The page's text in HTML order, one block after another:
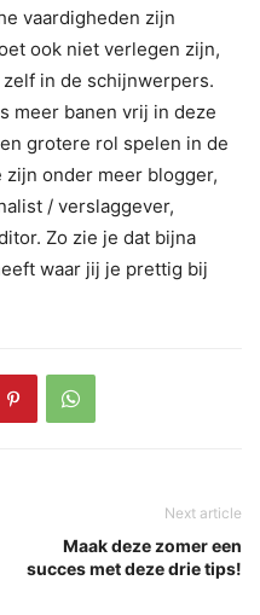
vaardigheden zijn
ook niet verlegen zijn,
in de schijnwerpers.
meer banen vrij in deze
grotere rol spelen in de
onder meer blogger,
/ verslaggever,
Zo zie je dat bijna
waar jij je prettig bij
Next article
Maak deze zomer een
succes met deze drie tips!